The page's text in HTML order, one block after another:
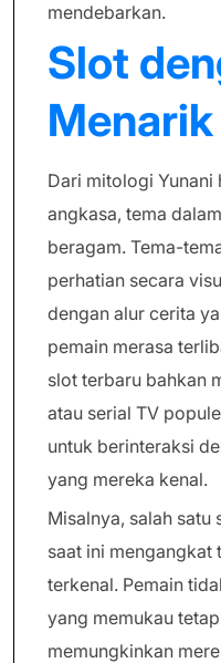
mendebarkan.
Slot
Menarik
Dari mitologi Yunani
angkasa, tema
beragam. Tema-
perhatian secara
dengan alur cerita
pemain merasa
slot terbaru bahkan
atau serial TV
untuk berinteraksi
yang mereka kenal.
Misalnya, salah
saat ini
terkenal. Pemain
yang memukau
memungkinkan